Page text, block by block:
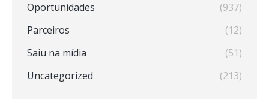
Oportunidades
(937)
Parceiros
(12)
Saiu na mídia
(51)
Uncategorized
(213)